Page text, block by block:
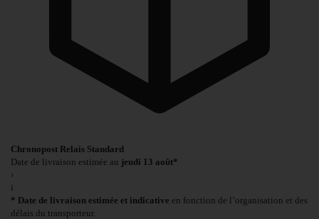
Chronopost Relais Standard
Date de livraison estimée au jeudi 13 août*
›
i
* Date de livraison estimée et indicative en fonction de l’organisation et des
délais du transporteur.